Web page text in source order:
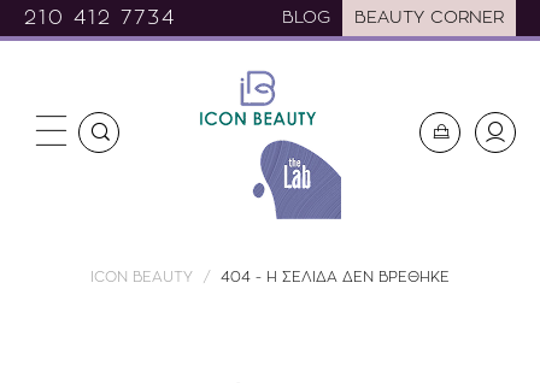
210 412 7734 BLOG BEAUTY CORNER
ICON BEAUTY 404 - Η ΣΕΛΙΔΑ ΔΕΝ ΒΡΕΘΗΚΕ